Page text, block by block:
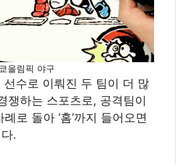
올림픽 야구
수로 이뤄진 두 팀이 더 많
쟁하는 스포츠로, 공격팀이
로 돌아 ‘홈’까지 들어오면
.